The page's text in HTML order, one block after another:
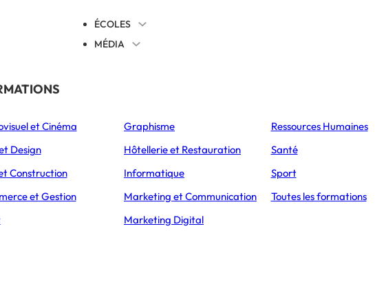
ÉCOLES
MÉDIA
Éducation
L’Express Éducation
Bachelors
L’Express Éducation
Masters
et Cinéma
Design
Construction
et Gestion
Graphisme
Hôtellerie et Restauration
Informatique
Marketing et Communication
Marketing Digital
Ressources Humaines
Santé
Sport
Toutes les formations
ACCUEIL ARTICLES LANGUE VIVANTE A ECRICOME 2026 – SUJET